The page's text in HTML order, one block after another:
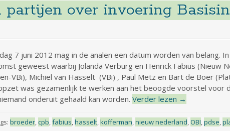
partijen over invoering
7 juni 2012 mag in de analen een datum worden van belang.
geweest waarbij Jolanda Verburg en Henrick Fabius (Nieuw
VBi), Michiel van Hasselt (VBi) , Paul Metz en Bart de Boer
was gezamenlijk te werken aan het beoogde voorstel voor
onderuit gehaald kan worden. Verder lezen →
broeder,cpb,fabius,hasselt,kofferman,nieuw nederland, OBI,pdse,